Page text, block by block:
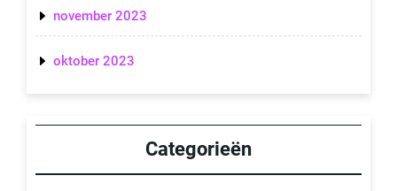
november 2023
oktober 2023
Categorieën